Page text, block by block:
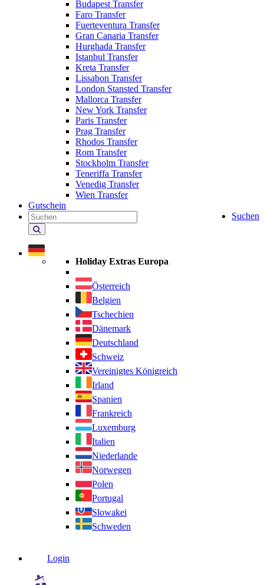
Budapest Transfer
Faro Transfer
Fuerteventura Transfer
Gran Canaria Transfer
Hurghada Transfer
Istanbul Transfer
Kreta Transfer
Lissabon Transfer
London Stansted Transfer
Mallorca Transfer
New York Transfer
Paris Transfer
Prag Transfer
Rhodos Transfer
Rom Transfer
Stockholm Transfer
Teneriffa Transfer
Venedig Transfer
Wien Transfer
Gutschein
Suchen
Holiday Extras durchsuchen
Holiday Extras Europa
Österreich
Belgien
Tschechien
Dänemark
Deutschland
Schweiz
Vereinigtes Königreich
Irland
Spanien
Frankreich
Luxemburg
Italien
Niederlande
Norwegen
Polen
Portugal
Slowakei
Schweden
Login